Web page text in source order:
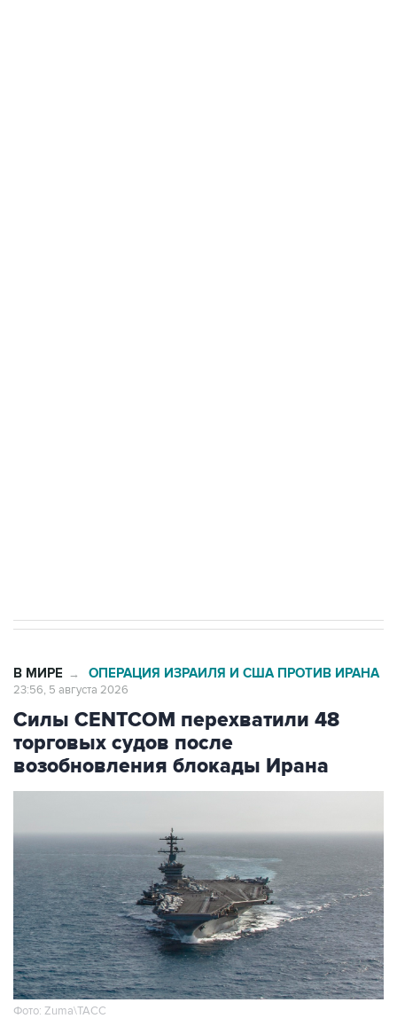
В МИРЕ → ОПЕРАЦИЯ ИЗРАИЛЯ И США ПРОТИВ ИРАНА
23:56, 5 августа 2026
Силы CENTCOM перехватили 48
торговых судов после
возобновления блокады Ирана
Фото: Zuma\ТАСС